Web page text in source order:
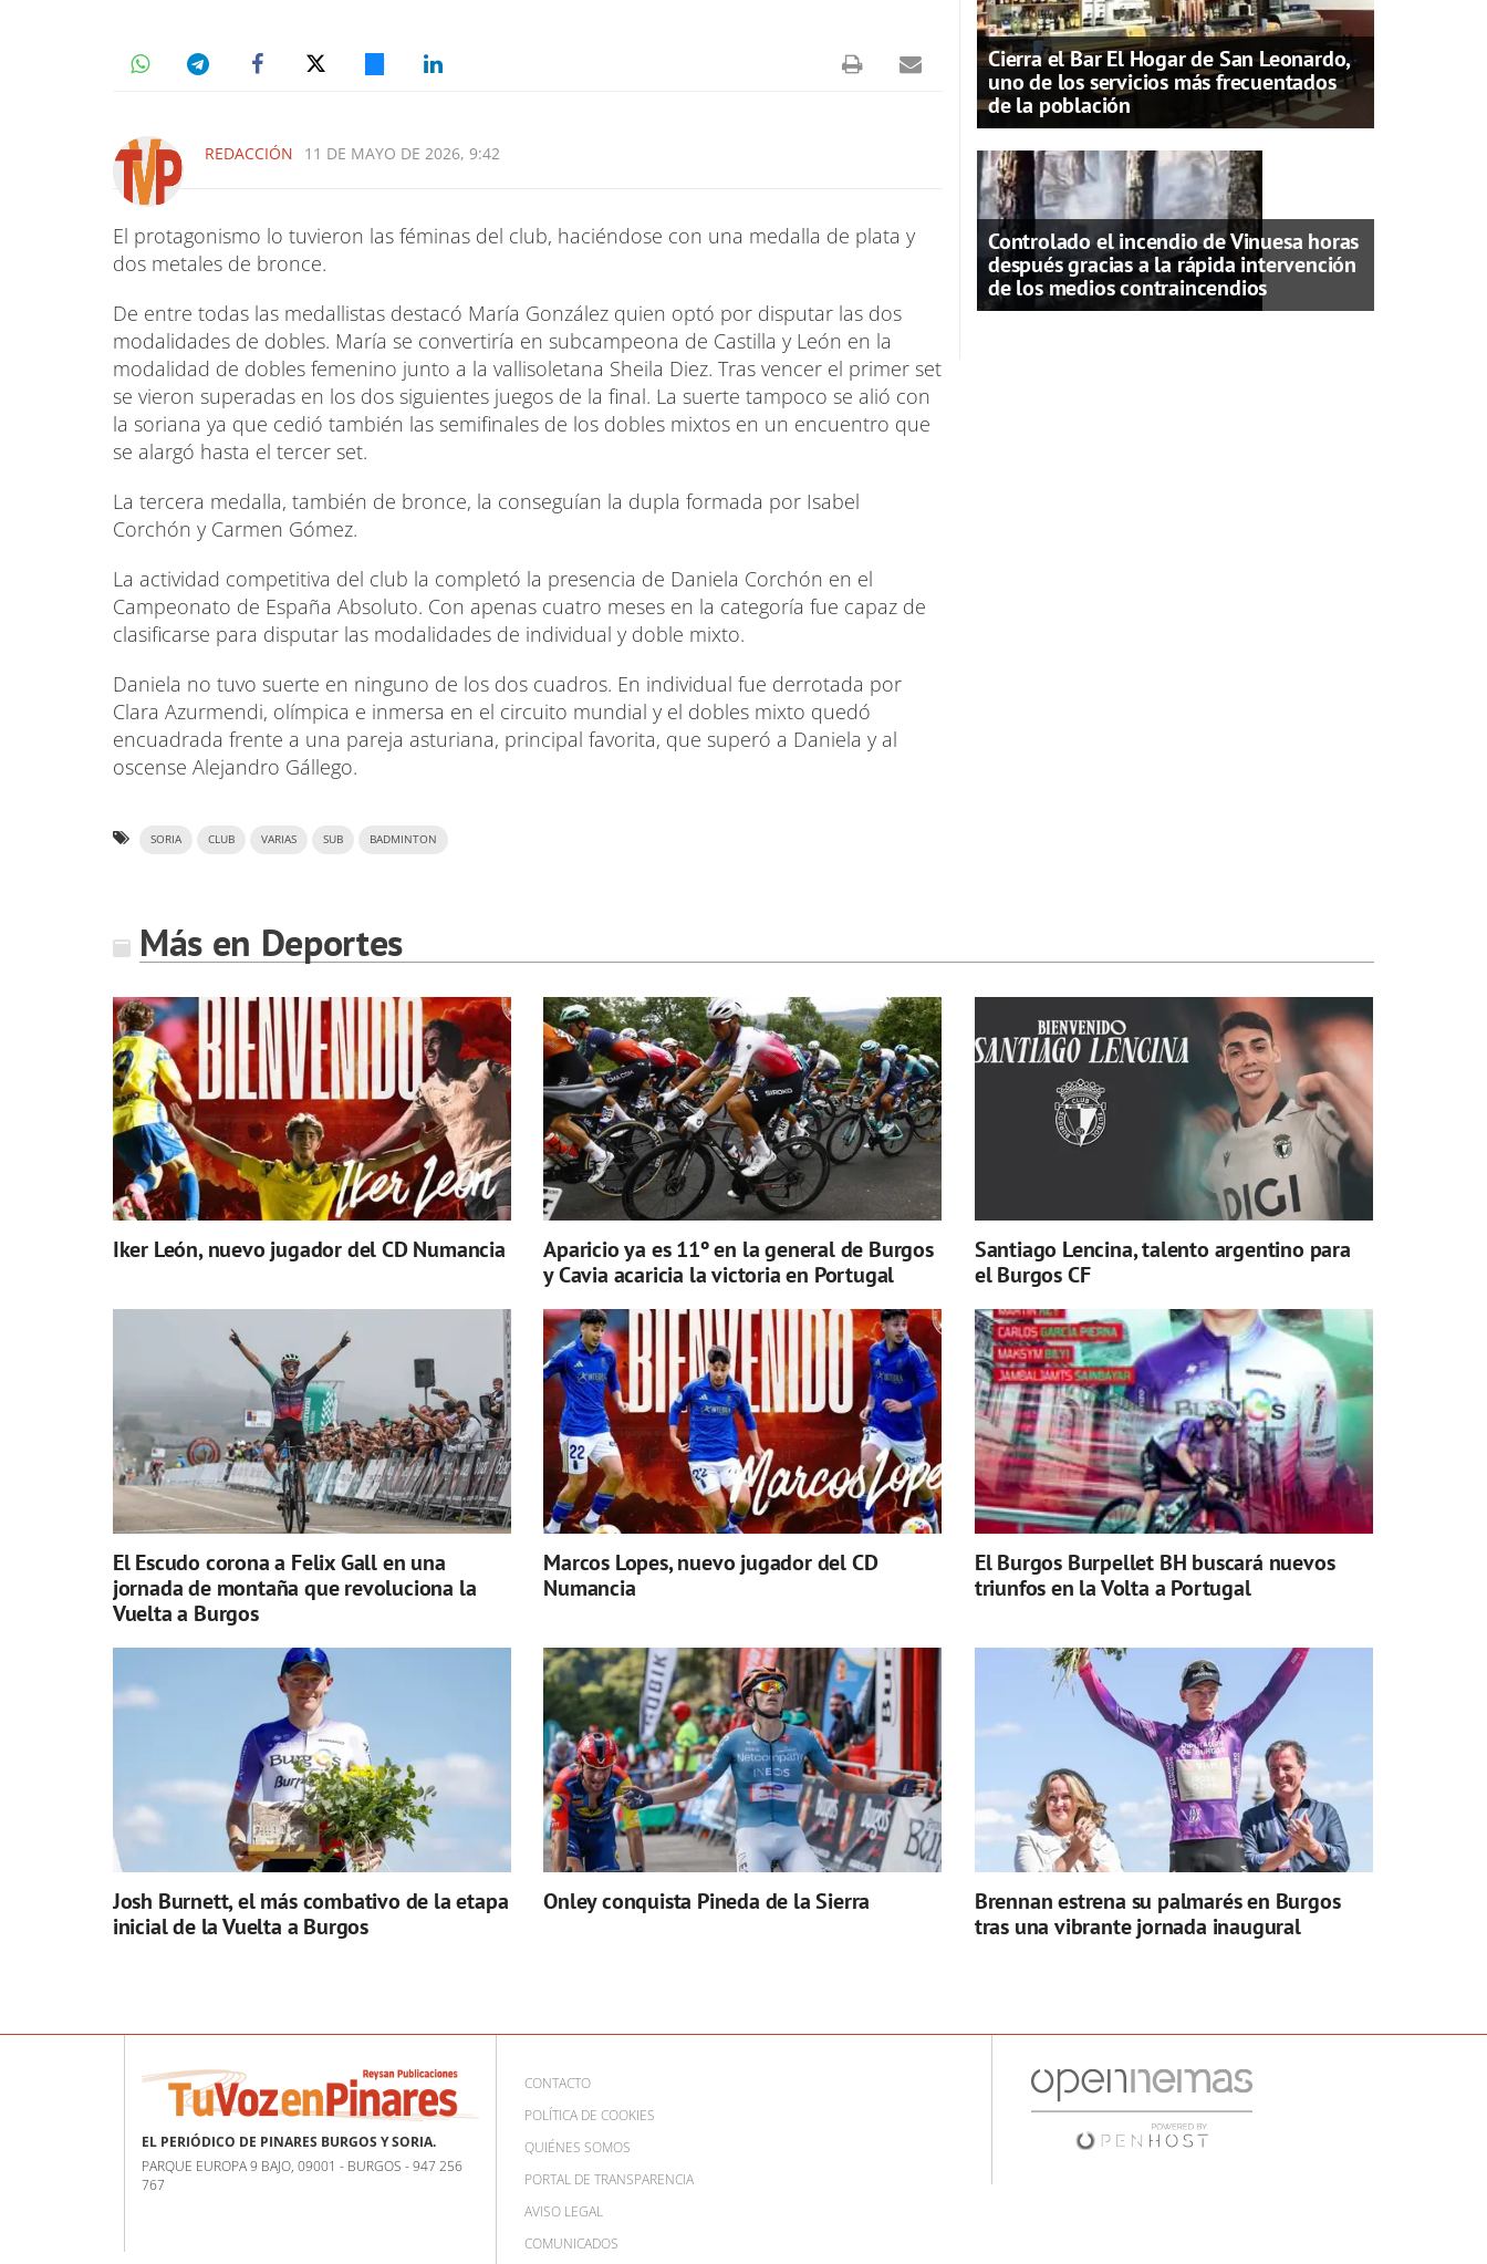
REDACCIÓN 11 DE MAYO DE 2026, 9:42
El protagonismo lo tuvieron las féminas del club, haciéndose con una medalla de plata y
dos metales de bronce.
De entre todas las medallistas destacó María González quien optó por disputar las dos
modalidades de dobles. María se convertiría en subcampeona de Castilla y León en la
modalidad de dobles femenino junto a la vallisoletana Sheila Diez. Tras vencer el primer set
se vieron superadas en los dos siguientes juegos de la final. La suerte tampoco se alió con
la soriana ya que cedió también las semifinales de los dobles mixtos en un encuentro que
se alargó hasta el tercer set.
La tercera medalla, también de bronce, la conseguían la dupla formada por Isabel
Corchón y Carmen Gómez.
La actividad competitiva del club la completó la presencia de Daniela Corchón en el
Campeonato de España Absoluto. Con apenas cuatro meses en la categoría fue capaz de
clasificarse para disputar las modalidades de individual y doble mixto.
Daniela no tuvo suerte en ninguno de los dos cuadros. En individual fue derrotada por
Clara Azurmendi, olímpica e inmersa en el circuito mundial y el dobles mixto quedó
encuadrada frente a una pareja asturiana, principal favorita, que superó a Daniela y al
oscense Alejandro Gállego.
SORIA CLUB VARIAS SUB BADMINTON
Cierra el Bar El Hogar de San Leonardo,
uno de los servicios más frecuentados
de la población
Controlado el incendio de Vinuesa horas
después gracias a la rápida intervención
de los medios contraincendios
Más en Deportes
Iker León, nuevo jugador del CD Numancia
Aparicio ya es 11º en la general de Burgos
y Cavia acaricia la victoria en Portugal
Santiago Lencina, talento argentino para
el Burgos CF
El Escudo corona a Felix Gall en una
jornada de montaña que revoluciona la
Vuelta a Burgos
Marcos Lopes, nuevo jugador del CD
Numancia
El Burgos Burpellet BH buscará nuevos
triunfos en la Volta a Portugal
Josh Burnett, el más combativo de la etapa
inicial de la Vuelta a Burgos
Onley conquista Pineda de la Sierra
Brennan estrena su palmarés en Burgos
tras una vibrante jornada inaugural
EL PERIÓDICO DE PINARES BURGOS Y SORIA.
PARQUE EUROPA 9 BAJO, 09001 - BURGOS - 947 256
767
CONTACTO
POLÍTICA DE COOKIES
QUIÉNES SOMOS
PORTAL DE TRANSPARENCIA
AVISO LEGAL
COMUNICADOS